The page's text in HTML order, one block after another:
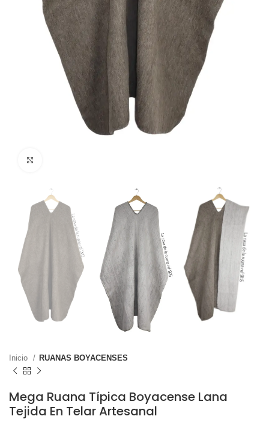
Inicio RUANAS BOYACENSES
Mega Ruana Típica Boyacense Lana
Tejida En Telar Artesanal